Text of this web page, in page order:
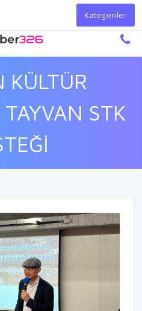
Giriş Yap
KÜLTÜR
STK
Kategoriler